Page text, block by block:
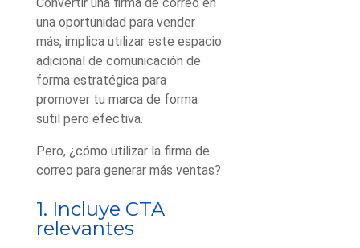
una oportunidad para vender
más, implica utilizar este espacio
adicional de comunicación de
forma estratégica para
promover tu marca de forma
sutil pero efectiva.
Pero, ¿cómo utilizar la firma de
correo para generar más ventas?
1. Incluye CTA
relevantes